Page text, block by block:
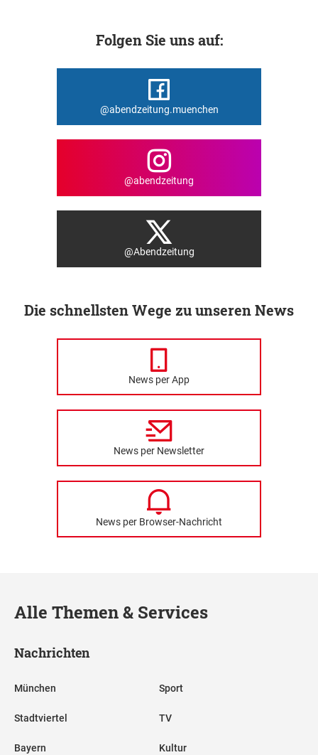
Folgen Sie uns auf:
@abendzeitung.muenchen
@abendzeitung
@Abendzeitung
Die schnellsten Wege zu unseren News
News per App
News per Newsletter
News per Browser-Nachricht
Alle Themen & Services
Nachrichten
München
Stadtviertel
Bayern
Sport
TV
Kultur